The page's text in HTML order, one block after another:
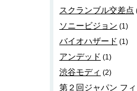
スクランブル交差点
ソニービジョン (1)
バイオハザード (1)
アンデッド (1)
渋谷モディ (2)
第２回ジャパン フ